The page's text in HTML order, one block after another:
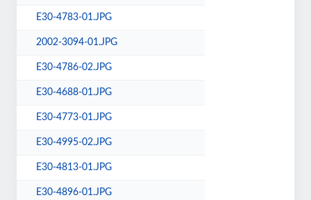
E30-4783-01.JPG
2002-3094-01.JPG
E30-4786-02.JPG
E30-4688-01.JPG
E30-4773-01.JPG
E30-4995-02.JPG
E30-4813-01.JPG
E30-4896-01.JPG